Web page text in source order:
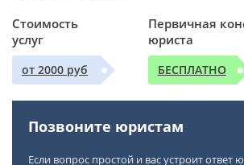
Стоимость
услуг
от 2000 руб
Первичная
юриста
БЕСПЛАТНО
Позвоните юристам
Если вопрос простой и вас устроит ответ